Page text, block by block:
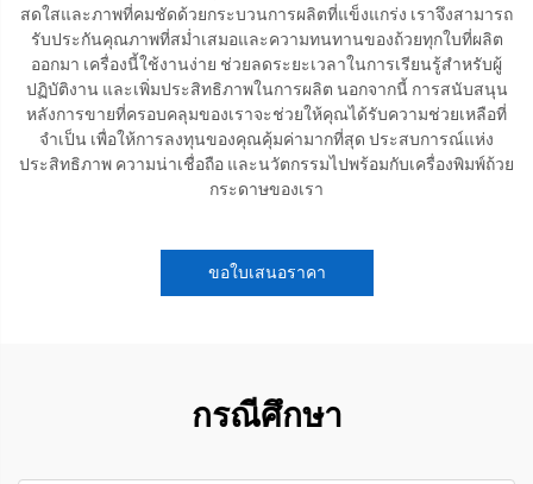
สดใสและภาพที่คมชัดด้วยกระบวนการผลิตที่แข็งแกร่ง เราจึงสามารถ
รับประกันคุณภาพที่สม่ำเสมอและความทนทานของถ้วยทุกใบที่ผลิต
ออกมา เครื่องนี้ใช้งานง่าย ช่วยลดระยะเวลาในการเรียนรู้สำหรับผู้
ปฏิบัติงาน และเพิ่มประสิทธิภาพในการผลิต นอกจากนี้ การสนับสนุน
หลังการขายที่ครอบคลุมของเราจะช่วยให้คุณได้รับความช่วยเหลือที่
จำเป็น เพื่อให้การลงทุนของคุณคุ้มค่ามากที่สุด ประสบการณ์แห่ง
ประสิทธิภาพ ความน่าเชื่อถือ และนวัตกรรมไปพร้อมกับเครื่องพิมพ์ถ้วย
กระดาษของเรา
ขอใบเสนอราคา
กรณีศึกษา